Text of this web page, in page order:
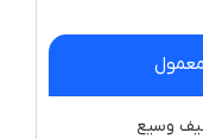
معمول
وسیع